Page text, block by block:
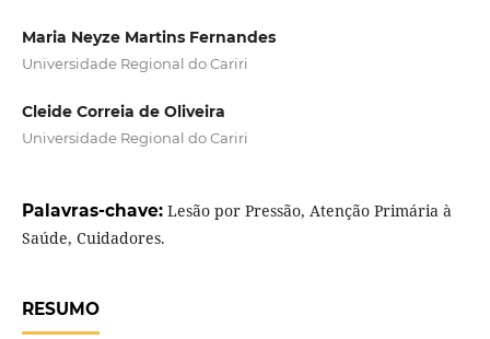
Maria Neyze Martins Fernandes
Universidade Regional do Cariri
Cleide Correia de Oliveira
Universidade Regional do Cariri
Palavras-chave: Lesão por Pressão, Atenção Primária à
Saúde, Cuidadores.
RESUMO